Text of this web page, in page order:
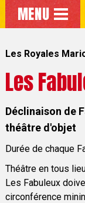
Go to the main menu
Go directly to the
MENU
Les Royales
Les
Déclinaison de
théâtre d'objet
Durée de chaque
Théâtre en tous
Les Fabuleux
circonférence